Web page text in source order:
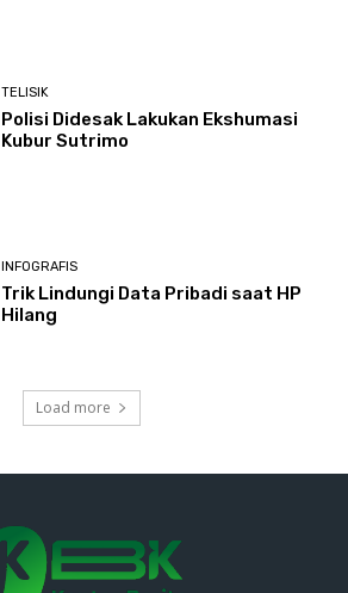
TELISIK
Polisi Didesak Lakukan Ekshumasi
Kubur Sutrimo
INFOGRAFIS
Trik Lindungi Data Pribadi saat HP
Hilang
Load more